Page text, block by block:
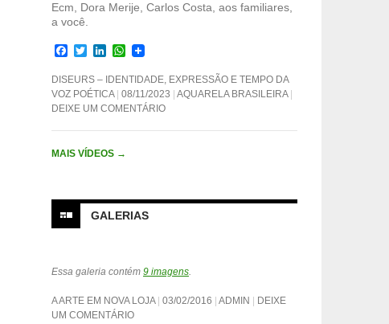
Ecm, Dora Merije, Carlos Costa, aos familiares,
a você.
F
c
e
b
o
o
T
i
t
t
e
r
L
n
k
e
d
I
W
a
t
s
A
p
DISEURS – IDENTIDADE, EXPRESSÃO E TEMPO DA
VOZ POÉTICA
08/11/2023
AQUARELA BRASILEIRA
DEIXE UM COMENTÁRIO
MAIS VÍDEOS →
GALERIAS
Essa galeria contém 9 imagens
A ARTE EM NOVA LOJA 03/02/2016 ADMIN
DEIXE
UM COMENTÁRIO